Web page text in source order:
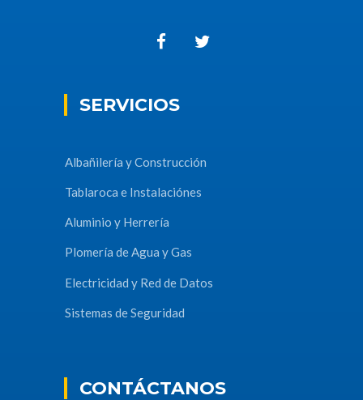
SERVICIOS
Albañilería y Construcción
Tablaroca e Instalaciónes
Aluminio y Herrería
Plomería de Agua y Gas
Electricidad y Red de Datos
Sistemas de Seguridad
CONTÁCTANOS